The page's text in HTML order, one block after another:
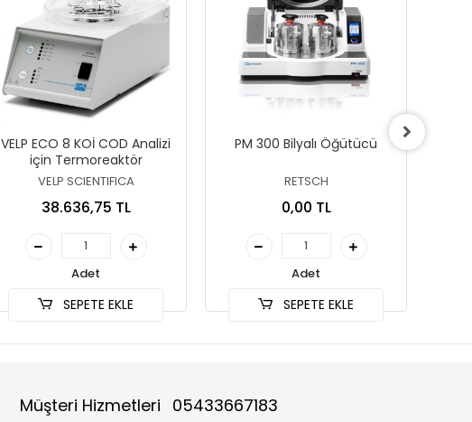
VELP ECO 8 KOİ COD Analizi
için Termoreaktör
VELP SCIENTIFICA
38.636,75 TL
Adet
SEPETE EKLE
PM 300 Bilyalı Öğütücü
RETSCH
0,00 TL
Adet
SEPETE EKLE
Müşteri Hizmetleri 05433667183